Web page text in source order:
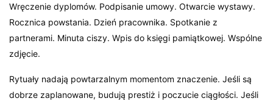
Wręczenie dyplomów. Podpisanie umowy. Otwarcie wystawy.
Rocznica powstania. Dzień pracownika. Spotkanie z
partnerami. Minuta ciszy. Wpis do księgi pamiątkowej. Wspólne
zdjęcie.
Rytuały nadają powtarzalnym momentom znaczenie. Jeśli są
dobrze zaplanowane, budują prestiż i poczucie ciągłości. Jeśli